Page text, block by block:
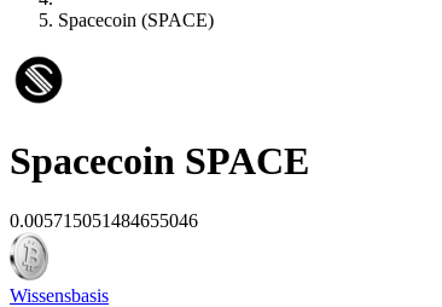
Spacecoin (SPACE)
Spacecoin SPACE
0.005715051484655046
Wissensbasis